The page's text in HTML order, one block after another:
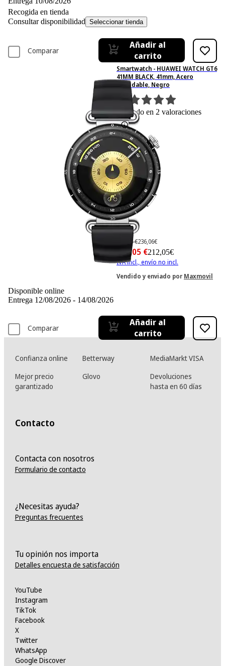
Recogida en tienda
Consultar disponibilidad Seleccionar tienda
Comparar
Añadir al
carrito
Smartwatch - HUAWEI WATCH GT6
41MM BLACK, 41mm, Acero
inoxidable, Negro
2Basado en 2 valoraciones
-10%
236,06 €236,06€
212,05 €212,05€
IVA incl., envío no incl.
Vendido y enviado por Maxmovil
Disponible online
Entrega 12/08/2026 - 14/08/2026
Comparar
Añadir al
carrito
Confianza online Betterway
MediaMarkt VISA
Mejor precio
garantizado
Glovo
Devoluciones
hasta en 60 días
Contacto
Contacta con nosotros
Formulario de contacto
¿Necesitas ayuda?
Preguntas frecuentes
Tu opinión nos importa
Detalles encuesta de satisfacción
YouTube
Instagram
TikTok
Facebook
X
Twitter
WhatsApp
Google Discover